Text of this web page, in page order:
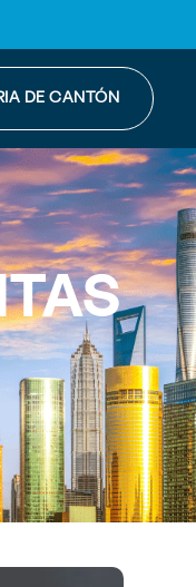
DE CANTÓN